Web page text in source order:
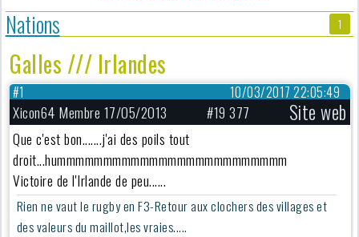
Nations 1
Galles /// Irlandes
10/03/2017 22:05:49
#1
Xicon64 Membre 17/05/2013 #19 377 Site web
Que c'est bon.......j'ai des poils tout
droit...hummmmmmmmmmmmmmmmmmmmmmmmm
Victoire de l'Irlande de peu......
Rien ne vaut le rugby en F3-Retour aux clochers des villages et
des valeurs du maillot,les vraies.....